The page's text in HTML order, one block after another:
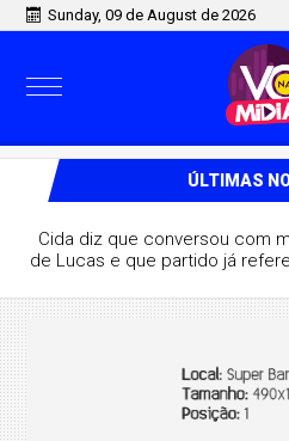
Sunday, 09 de August de 2026
ÚLTIMAS
Cida diz que conversou com
de Lucas e que partido já